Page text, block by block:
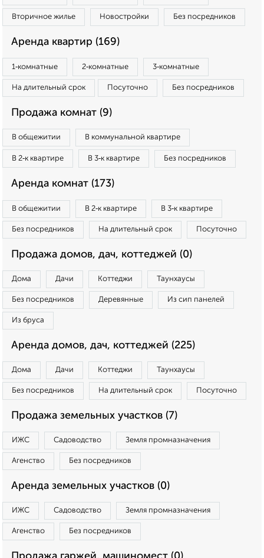
Вторичное жилье Новостройки Без посредников
Аренда квартир (169)
1‑комнатные 2‑комнатные 3‑комнатные
На длительный срок Посуточно Без посредников
Продажа комнат (9)
В общежитии В коммунальной квартире
В 2‑к квартире В 3‑к квартире Без посредников
Аренда комнат (173)
В общежитии В 2‑к квартире В 3‑к квартире
Без посредников На длительный срок Посуточно
Продажа домов, дач, коттеджей (0)
Дома Дачи Коттеджи Таунхаусы
Без посредников Деревянные Из сип панелей
Из бруса
Аренда домов, дач, коттеджей (225)
Дома Дачи Коттеджи Таунхаусы
Без посредников На длительный срок Посуточно
Продажа земельных участков (7)
ИЖС Садоводство Земля промназначения
Агенство Без посредников
Аренда земельных участков (0)
ИЖС Садоводство Земля промназначения
Агенство Без посредников